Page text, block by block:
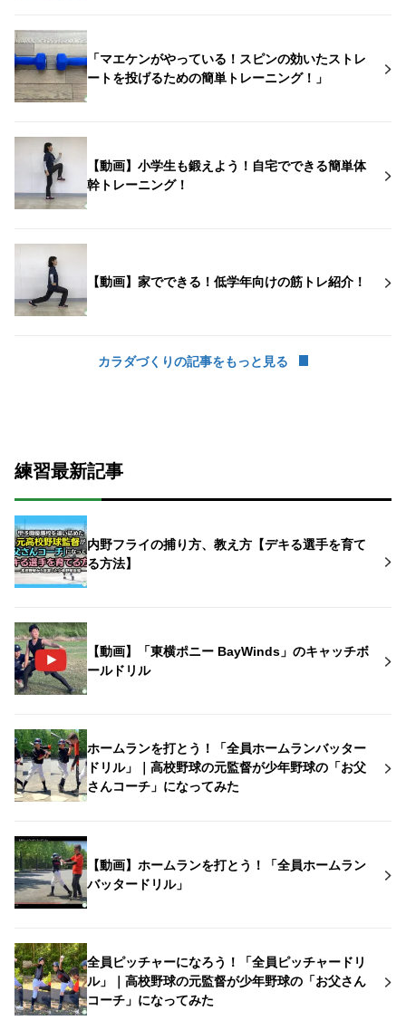
「マエケンがやっている！スピンの効いたストレ
ートを投げるための簡単トレーニング！」
【動画】小学生も鍛えよう！自宅でできる簡単体
幹トレーニング！
【動画】家でできる！低学年向けの筋トレ紹介！
カラダづくりの記事をもっと見る
練習最新記事
内野フライの捕り方、教え方【デキる選手を育て
る方法】
【動画】「東横ポニー BayWinds」のキャッチボ
ールドリル
ホームランを打とう！「全員ホームランバッター
ドリル」｜高校野球の元監督が少年野球の「お父
さんコーチ」になってみた
【動画】ホームランを打とう！「全員ホームラン
バッタードリル」
全員ピッチャーになろう！「全員ピッチャードリ
ル」｜高校野球の元監督が少年野球の「お父さん
コーチ」になってみた